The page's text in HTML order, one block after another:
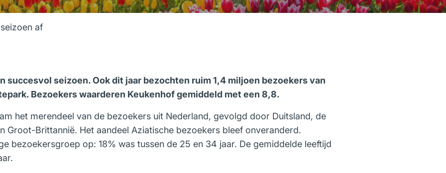
af
succesvol seizoen. Ook dit jaar bezochten ruim 1,4 miljoen bezoekers van
Bezoekers waarderen Keukenhof gemiddeld met een 8,8.
het merendeel van de bezoekers uit Nederland, gevolgd door Duitsland, de
Groot-Brittannië. Het aandeel Aziatische bezoekers bleef onveranderd.
bezoekersgroep op: 18% was tussen de 25 en 34 jaar. De gemiddelde leeftijd